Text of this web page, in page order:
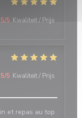
5/5 Kwaliteit / Prijs
5/5 Kwaliteit / Prijs
et repas au top